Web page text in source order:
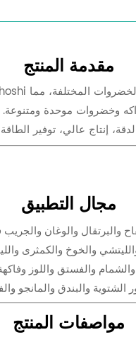
مقدمة المنتج
وخضروات موحدة
مجال التطبيق
والبرتقال والوغان والجريب
والخوخ والكمثرى
والفستق واللوز
مواصفات المنتج